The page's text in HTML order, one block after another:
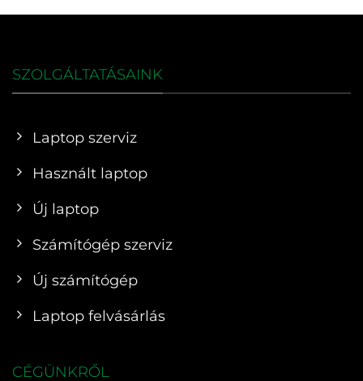
SZOLGÁLTATÁSAINK
Laptop szerviz
Használt laptop
Új laptop
Számítógép szerviz
Új számítógép
Laptop felvásárlás
CÉGÜNKRŐL